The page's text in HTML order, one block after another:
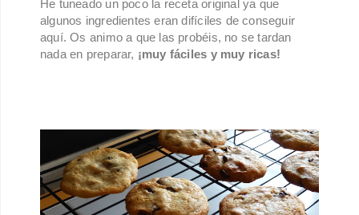
He tuneado un poco la receta original ya que
algunos ingredientes eran difíciles de conseguir
aquí. Os animo a que las probéis, no se tardan
nada en preparar, ¡muy fáciles y muy ricas!